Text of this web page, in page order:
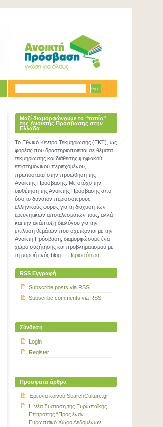
Μαζί διαμορφώνουμε το “τοπίο”
της Ανοικτής Πρόσβασης στην
Ελλάδα
Το Εθνικό Κέντρο Τεκμηρίωσης (ΕΚΤ), ως
φορέας που δραστηριοποιείται σε θέματα
τεκμηρίωσης και διάθεσης ψηφιακού
επιστημονικού περιεχομένου,
πρωτοστατεί στην προώθηση της
Ανοικτής Πρόσβασης. Με στόχο την
υιοθέτηση της Ανοικτής Πρόσβασης από
όσο το δυνατόν περισσότερους
ελληνικούς φορείς για τη διάχυση των
ερευνητικών αποτελεσμάτων τους, αλλά
και την ανάπτυξη διαλόγου για την
επίλυση θεμάτων που σχετίζονται με την
Ανοικτή Πρόσβαση, διαμορφώσαμε ένα
χώρο συζήτησης και προβληματισμού με
τη μορφή ενός blog....
Περισσότερα
RSS Εγγραφή
Subscribe posts via RSS
Subscribe comments via RSS
Σύνδεση
Login
Register
Πρόσφατα άρθρα
Έρευνα κοινού SearchCulture.gr
Η νέα Σύσταση της Ευρωπαϊκής
Επιτροπής “Προς έναν
Ευρωπαϊκό Χώρο Δεδομένων